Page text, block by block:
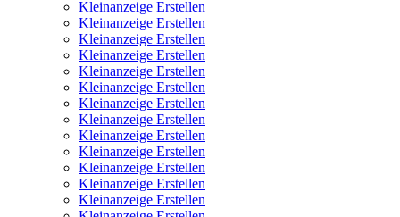
Kleinanzeige Erstellen
Kleinanzeige Erstellen
Kleinanzeige Erstellen
Kleinanzeige Erstellen
Kleinanzeige Erstellen
Kleinanzeige Erstellen
Kleinanzeige Erstellen
Kleinanzeige Erstellen
Kleinanzeige Erstellen
Kleinanzeige Erstellen
Kleinanzeige Erstellen
Kleinanzeige Erstellen
Kleinanzeige Erstellen